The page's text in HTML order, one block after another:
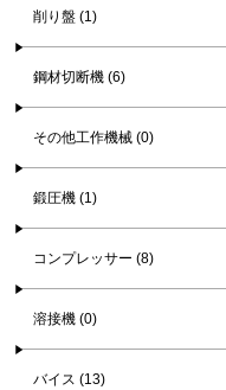
削り盤 (1)
鋼材切断機 (6)
その他工作機械 (0)
鍛圧機 (1)
コンプレッサー (8)
溶接機 (0)
バイス (13)